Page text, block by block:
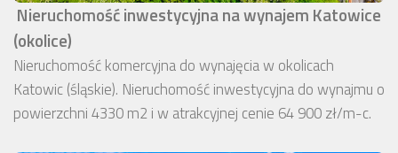
Nieruchomość inwestycyjna na wynajem Katowice
(okolice)
Nieruchomość komercyjna do wynajęcia w okolicach
Katowic (śląskie). Nieruchomość inwestycyjna do wynajmu o
powierzchni 4330 m2 i w atrakcyjnej cenie 64 900 zł/m-c.